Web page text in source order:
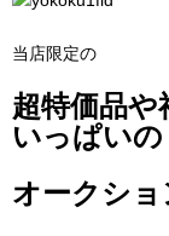
当店限定の
超特価品
いっぱいの
オークショ